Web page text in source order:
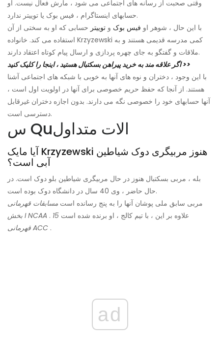
وقتی صحبت از رسانه های اجتماعی می شود ، مارش فعال نیست. او
حسابهای اینستاگرام ، فیس بوک یا توییتر ندارد.
با این حال ، شوهر او فیس بوک و توییتر حسابی که او به سختی از آن
استفاده می کند. خانواده Krzyzewski کمی مدرسه قدیمی هستند و به
ملاقات و گفتگو به جای چهره پردازی و ارسال پیام کوتاه اعتقاد دارند.
اگر علاقه مند به خرید پیراهن بسکتبال هستید ، اینجا را کلیک کنید >>
با این وجود ، دختران و نوه های آنها به خوبی با شبکه های اجتماعی آشنا
هستند. از آنجا که حفظ حریم خصوصی برای آنها در اولویت اول است ،
آنها حسابهای خود را خصوصی نگه می دارند. بدون اجازه دختران غیرقابل
دسترسی است.
س Quالات متداول
آیا مایک Krzyzewski هنوز مربیگری دوک شیاطین
آبی است؟
بله ، مربی بسکتبال هنوز در حال مربیگری شیاطین بلو دوک است. در
حال حاضر ، وی 40 سال در دانشگاه دوک بوده است.
مربی سابق ملی پوشان آنها را به پنج رسانده است مسابقات قهرمانی
بخش I NCAA
. علاوه بر این ، با تیم کالج ، او برنده شده است 15
قهرمانی ACC .
ad